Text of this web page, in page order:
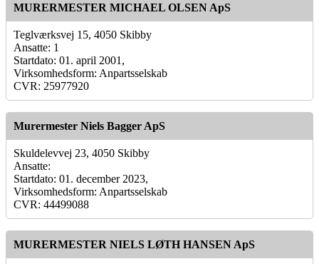
MURERMESTER MICHAEL OLSEN ApS
Teglværksvej 15, 4050 Skibby
Ansatte: 1
Startdato: 01. april 2001,
Virksomhedsform: Anpartsselskab
CVR: 25977920
Murermester Niels Bagger ApS
Skuldelevvej 23, 4050 Skibby
Ansatte:
Startdato: 01. december 2023,
Virksomhedsform: Anpartsselskab
CVR: 44499088
MURERMESTER NIELS LØTH HANSEN ApS